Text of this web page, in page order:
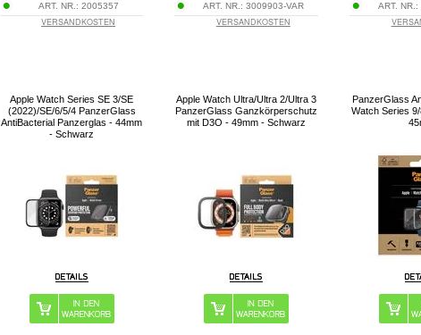
ART. NR.: 2005357
VERSANDKOSTEN
ART. NR.: 3009903-VAR
VERSANDKOSTEN
ART. NR.:
Apple Watch Series SE 3/SE
(2022)/SE/6/5/4 PanzerGlass
AntiBacterial Panzerglas - 44mm
- Schwarz
Apple Watch Ultra/Ultra 2/Ultra 3
PanzerGlass Ganzkörperschutz
mit D3O - 49mm - Schwarz
PanzerGlass
Watch Series